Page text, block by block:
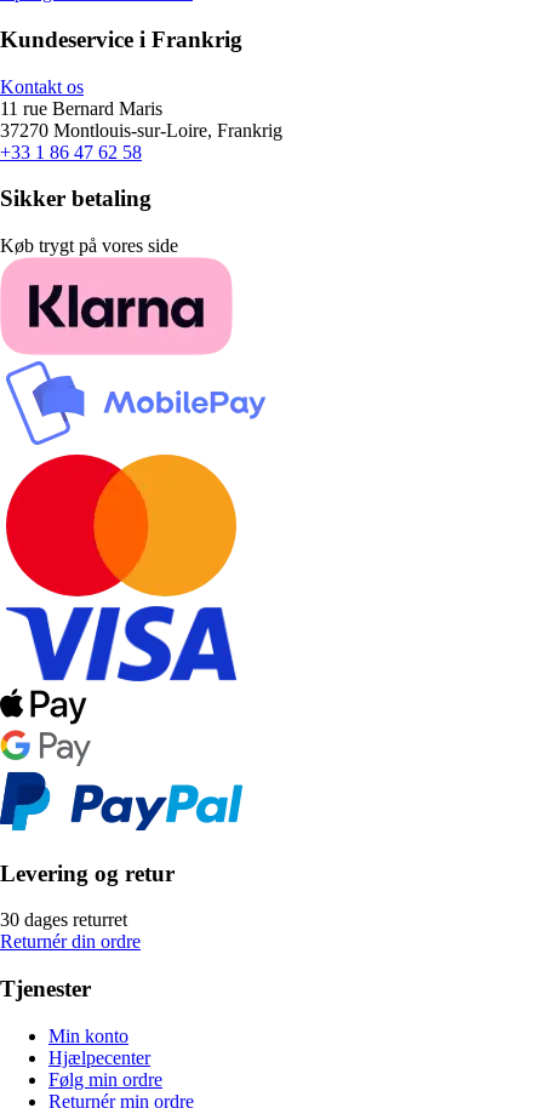
Kundeservice i Frankrig
Kontakt os
11 rue Bernard Maris
37270 Montlouis-sur-Loire, Frankrig
+33 1 86 47 62 58
Sikker betaling
Køb trygt på vores side
Levering og retur
30 dages returret
Returnér din ordre
Tjenester
Min konto
Hjælpecenter
Følg min ordre
Returnér min ordre